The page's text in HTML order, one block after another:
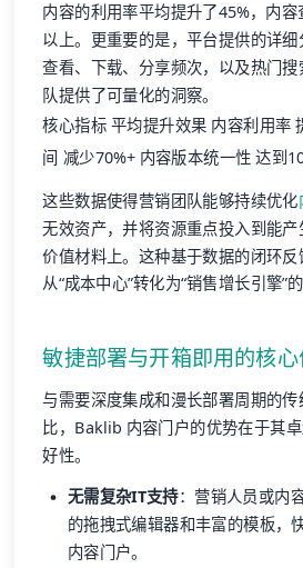
内容的利用率平均提升了45%，内
以上。更重要的是，平台提供的详
查看、下载、分享频次，以及热门
队提供了可量化的洞察。
核心指标 平均提升效果 内容利用率
间 减少70%+ 内容版本统一性 达到
这些数据使得营销团队能够持续优化
无效资产，并将资源重点投入到能
价值材料上。这种基于数据的闭环
从“成本中心”转化为“销售增长引擎”的
敏捷部署与开箱即用的核
与需要深度集成和漫长部署周期的
比，Baklib 内容门户的优势在于其
好性。
无需复杂IT支持：营销人员或内
的拖拽式编辑器和丰富的模板，
内容门户。